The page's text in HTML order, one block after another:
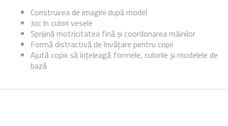
Construirea de imagini după model
Joc în culori vesele
Sprijină motricitatea fină și coordonarea mâinilor
Formă distractivă de învățare pentru copii
Ajută copiii să înțeleagă formele, culorile și modelele de
bază